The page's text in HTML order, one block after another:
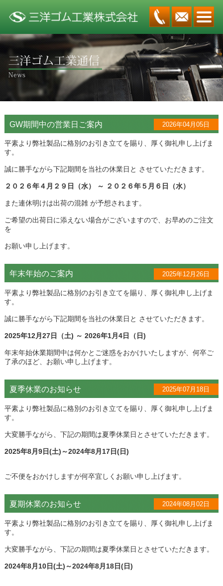
GW期間中の営業日ご案内 2026年04月05日
平素より弊社製品に格別のお引き立てを賜り、厚く御礼申し上げま
す。
誠に勝手ながら下記期間を当社の休業日と させていただきます。
２０２６年４月２９日（水） ～ ２０２６年５月６日（水）
また連休明けは出荷の混雑 が予想されます。
ご希望の出荷日に添えない場合がございますので、お早めのご注文
を
お願い申し上げます。
年末年始のご案内 2025年12月26日
平素より弊社製品に格別のお引き立てを賜り、厚く御礼申し上げま
す。
誠に勝手ながら下記期間を当社の休業日と させていただきます。
2025年12月27日（土) ～ 2026年1月4日（日)
年末年始休業期間中は何かとご迷惑をおかけいたしますが、何卒ご
了承のほど、お願い申し上げます。
夏季休業のお知らせ 2025年07月18日
平素より弊社製品に格別のお引き立てを賜り、厚く御礼申し上げま
す。
大変勝手ながら、下記の期間は夏季休業日とさせていただきます。
2025年8月9日(土)～2024年8月17日(日)
ご不便をおかけしますが何卒宜しくお願い申し上げます。
夏期休業のお知らせ 2024年08月02日
平素より弊社製品に格別のお引き立てを賜り、厚く御礼申し上げま
す。
大変勝手ながら、下記の期間は夏季休業日とさせていただきます。
2024年8月10日(土)～2024年8月18日(日)